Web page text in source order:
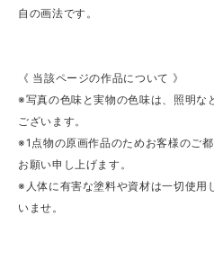
自の画法です。
《 当該ページの作品について 》
※写真の色味と実物の色味は、照明な
ございます。
※1点物の原画作品のためお客様のご
お願い申し上げます。
※人体に有害な塗料や資材は一切使用
いませ。